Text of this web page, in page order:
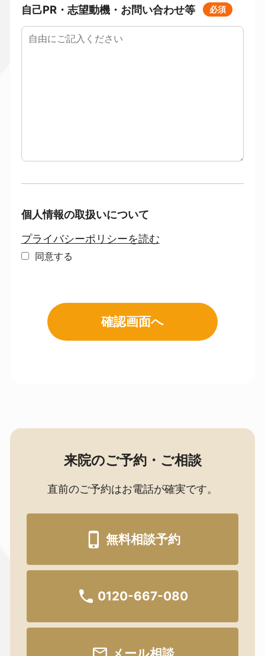
自己PR・志望動機・ お問い合わせ等 必須
個人情報の取扱いについて
プライバシーポリシーを読む
同意する
来院のご予約・ご相談
直前のご予約はお電話が確実です。
無料相談予約
0120-667-080